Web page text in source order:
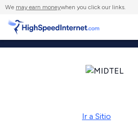
We may earn moneywhen you click our links.
Ir a Sitio